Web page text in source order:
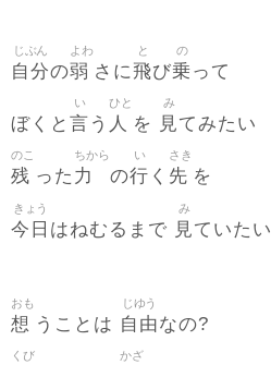
自分
じぶん
の弱
よわ
さに飛
と
び乗
の
って
ぼくと 言
い
う 人
ひと
を 見
み
てみたい
残
のこ
った 力
ちから
の行
い
く 先
さき
を
今日
きょう
はねむるまで 見
み
ていたい
想
おも
うことは 自由
じゆう
なの?
くび かざ